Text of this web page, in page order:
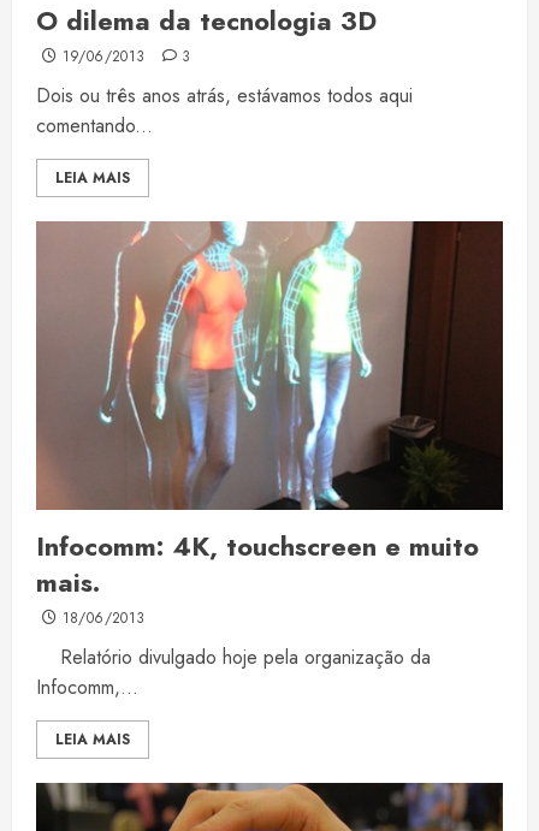
O dilema da tecnologia 3D
19/06/2013 3
Dois ou três anos atrás, estávamos todos aqui
comentando...
LEIA MAIS
Infocomm: 4K, touchscreen e muito
mais.
18/06/2013
Relatório divulgado hoje pela organização da
Infocomm,...
LEIA MAIS